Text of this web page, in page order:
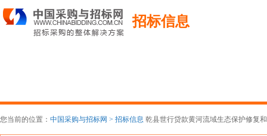
招标信息
您当前的位置： 中国采购与招标网 > 招标信息 乾县世行贷款黄河流域生态保护修复